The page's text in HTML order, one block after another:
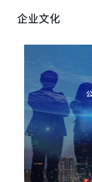
企业文化